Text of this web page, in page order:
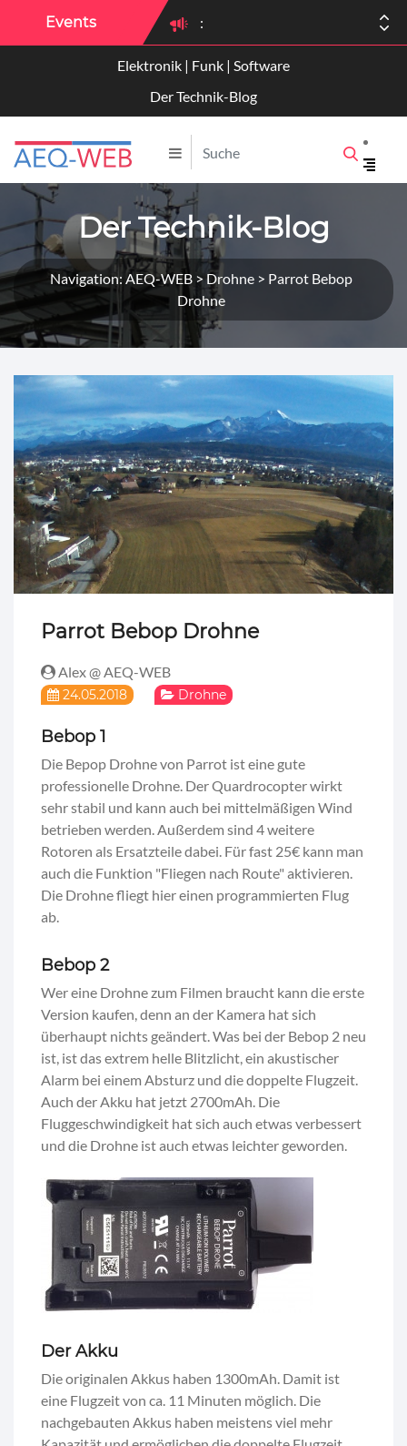
Events :
:
Elektronik | Funk | Software
Der Technik-Blog
Der Technik-Blog
Navigation: AEQ-WEB > Drohne > Parrot Bebop
Drohne
Parrot Bebop Drohne
Alex @ AEQ-WEB
24.05.2018 Drohne
Bebop 1
Die Bepop Drohne von Parrot ist eine gute
professionelle Drohne. Der Quardrocopter wirkt
sehr stabil und kann auch bei mittelmäßigen Wind
betrieben werden. Außerdem sind 4 weitere
Rotoren als Ersatzteile dabei. Für fast 25€ kann man
auch die Funktion "Fliegen nach Route" aktivieren.
Die Drohne fliegt hier einen programmierten Flug
ab.
Bebop 2
Wer eine Drohne zum Filmen braucht kann die erste
Version kaufen, denn an der Kamera hat sich
überhaupt nichts geändert. Was bei der Bebop 2 neu
ist, ist das extrem helle Blitzlicht, ein akustischer
Alarm bei einem Absturz und die doppelte Flugzeit.
Auch der Akku hat jetzt 2700mAh. Die
Fluggeschwindigkeit hat sich auch etwas verbessert
und die Drohne ist auch etwas leichter geworden.
Der Akku
Die originalen Akkus haben 1300mAh. Damit ist
eine Flugzeit von ca. 11 Minuten möglich. Die
nachgebauten Akkus haben meistens viel mehr